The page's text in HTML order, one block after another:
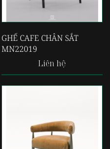
GHẾ CAFE CHÂN SẮT
MN22019
Liên hệ